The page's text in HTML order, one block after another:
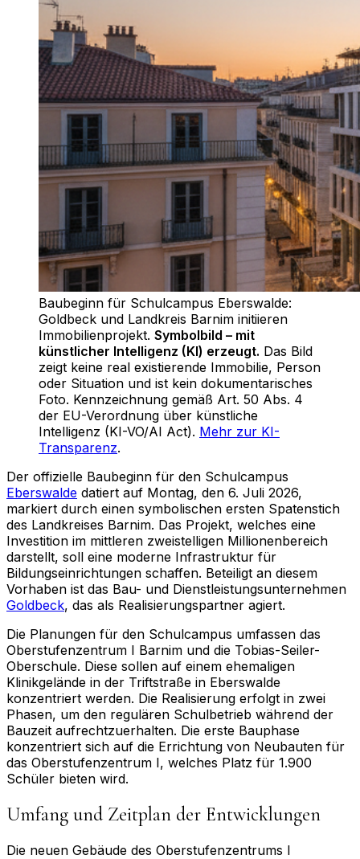
Baubeginn für Schulcampus Eberswalde:
Goldbeck und Landkreis Barnim initiieren
Immobilienprojekt. Symbolbild – mit
künstlicher Intelligenz (KI) erzeugt. Das Bild
zeigt keine real existierende Immobilie, Person
oder Situation und ist kein dokumentarisches
Foto. Kennzeichnung gemäß Art. 50 Abs. 4
der EU-Verordnung über künstliche
Intelligenz (KI-VO/AI Act). Mehr zur KI-
Transparenz.
Der offizielle Baubeginn für den Schulcampus
Eberswalde datiert auf Montag, den 6. Juli 2026,
markiert durch einen symbolischen ersten Spatenstich
des Landkreises Barnim. Das Projekt, welches eine
Investition im mittleren zweistelligen Millionenbereich
darstellt, soll eine moderne Infrastruktur für
Bildungseinrichtungen schaffen. Beteiligt an diesem
Vorhaben ist das Bau- und Dienstleistungsunternehmen
Goldbeck, das als Realisierungspartner agiert.
Die Planungen für den Schulcampus umfassen das
Oberstufenzentrum I Barnim und die Tobias-Seiler-
Oberschule. Diese sollen auf einem ehemaligen
Klinikgelände in der Triftstraße in Eberswalde
konzentriert werden. Die Realisierung erfolgt in zwei
Phasen, um den regulären Schulbetrieb während der
Bauzeit aufrechtzuerhalten. Die erste Bauphase
konzentriert sich auf die Errichtung von Neubauten für
das Oberstufenzentrum I, welches Platz für 1.900
Schüler bieten wird.
Umfang und Zeitplan der Entwicklungen
Die neuen Gebäude des Oberstufenzentrums I